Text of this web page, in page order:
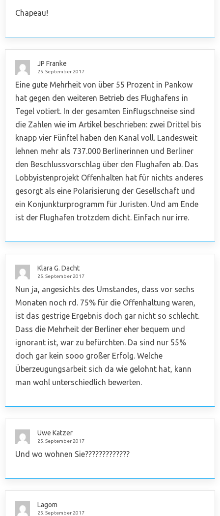
Chapeau!
JP Franke
25. September 2017
Eine gute Mehrheit von über 55 Prozent in Pankow
hat gegen den weiteren Betrieb des Flughafens in
Tegel votiert. In der gesamten Einflugschneise sind
die Zahlen wie im Artikel beschrieben: zwei Drittel bis
knapp vier Fünftel haben den Kanal voll. Landesweit
lehnen mehr als 737.000 Berlinerinnen und Berliner
den Beschlussvorschlag über den Flughafen ab. Das
Lobbyistenprojekt Offenhalten hat für nichts anderes
gesorgt als eine Polarisierung der Gesellschaft und
ein Konjunkturprogramm für Juristen. Und am Ende
ist der Flughafen trotzdem dicht. Einfach nur irre.
Klara G. Dacht
25. September 2017
Nun ja, angesichts des Umstandes, dass vor sechs
Monaten noch rd. 75% für die Offenhaltung waren,
ist das gestrige Ergebnis doch gar nicht so schlecht.
Dass die Mehrheit der Berliner eher bequem und
ignorant ist, war zu befürchten. Da sind nur 55%
doch gar kein sooo großer Erfolg. Welche
Überzeugungsarbeit sich da wie gelohnt hat, kann
man wohl unterschiedlich bewerten.
Uwe Katzer
25. September 2017
Und wo wohnen Sie?????????????
Lagom
25. September 2017